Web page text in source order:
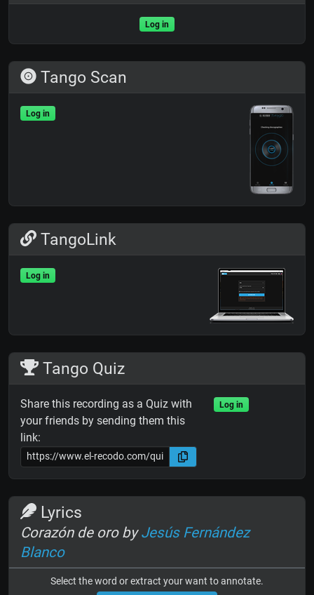
Log in
Tango Scan
Log in
TangoLink
Log in
Tango Quiz
Share this recording as a Quiz with
your friends by sending them this
link:
Log in
Lyrics
Corazón de oro byJesús Fernández
Blanco
Select the word or extract your want to annotate.